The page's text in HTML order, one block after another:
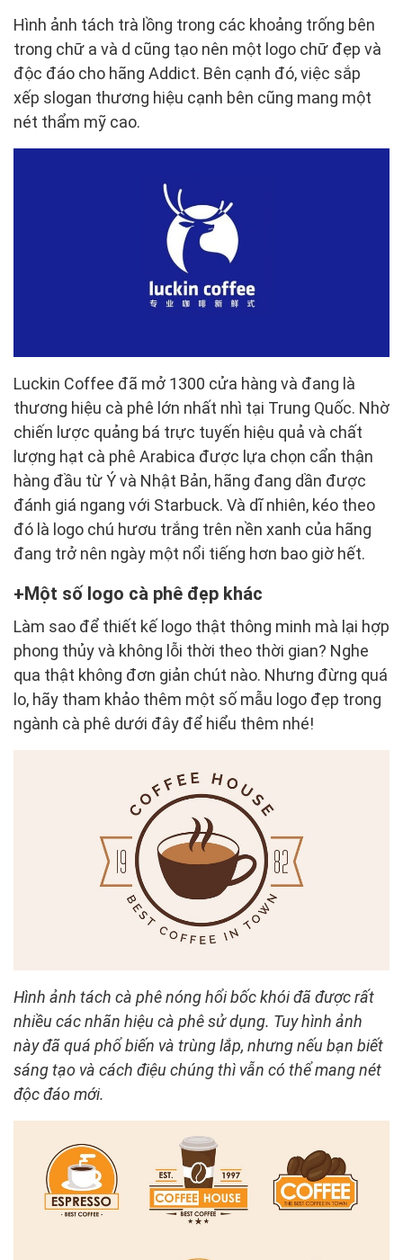
Hình ảnh tách trà lồng trong các khoảng trống bên
trong chữ a và d cũng tạo nên một logo chữ đẹp và
độc đáo cho hãng Addict. Bên cạnh đó, việc sắp
xếp slogan thương hiệu cạnh bên cũng mang một
nét thẩm mỹ cao.
Luckin Coffee đã mở 1300 cửa hàng và đang là
thương hiệu cà phê lớn nhất nhì tại Trung Quốc. Nhờ
chiến lược quảng bá trực tuyến hiệu quả và chất
lượng hạt cà phê Arabica được lựa chọn cẩn thận
hàng đầu từ Ý và Nhật Bản, hãng đang dần được
đánh giá ngang với Starbuck. Và dĩ nhiên, kéo theo
đó là logo chú hươu trắng trên nền xanh của hãng
đang trở nên ngày một nổi tiếng hơn bao giờ hết.
Một số logo cà phê đẹp khác
Làm sao để thiết kế logo thật thông minh mà lại hợp
phong thủy và không lỗi thời theo thời gian? Nghe
qua thật không đơn giản chút nào. Nhưng đừng quá
lo, hãy tham khảo thêm một số mẫu logo đẹp trong
ngành cà phê dưới đây để hiểu thêm nhé!
Hình ảnh tách cà phê nóng hổi bốc khói đã được rất
nhiều các nhãn hiệu cà phê sử dụng. Tuy hình ảnh
này đã quá phổ biến và trùng lắp, nhưng nếu bạn biết
sáng tạo và cách điệu chúng thì vẫn có thể mang nét
độc đáo mới.